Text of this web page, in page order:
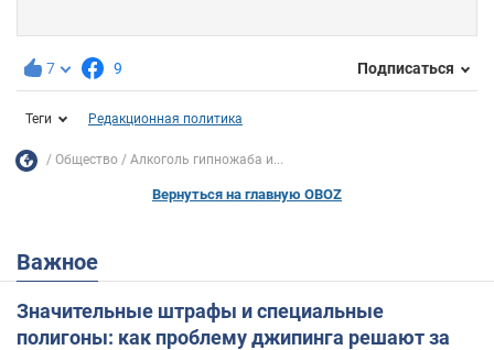
7 9 Подписаться
Теги Редакционная политика
Общество Алкоголь гипножаба и...
Вернуться на главную OBOZ
Важное
Значительные штрафы и специальные
полигоны: как проблему джипинга решают за